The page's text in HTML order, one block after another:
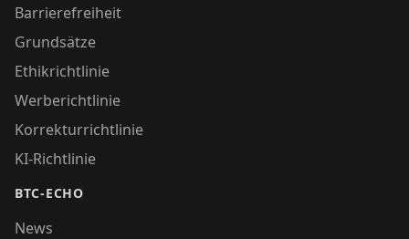
Barrierefreiheit
Grundsätze
Ethikrichtlinie
Werberichtlinie
Korrekturrichtlinie
KI-Richtlinie
BTC-ECHO
News